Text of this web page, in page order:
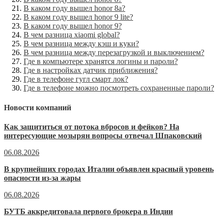
В каком году вышел honor 8a?
В каком году вышел honor 9 lite?
В каком году вышел honor 9?
В чем разница xiaomi global?
В чем разница между кэш и куки?
В чем разница между перезагрузкой и выключением?
Где в компьютере хранятся логины и пароли?
Где в настройках датчик приближения?
Где в телефоне гугл смарт лок?
Где в телефоне можно посмотреть сохраненные пароли?
Новости компаний
Как защититься от потока вбросов и фейков? На
интересующие мозырян вопросы отвечал Шпаковский
06.08.2026
В крупнейших городах Италии объявлен красный уровень
опасности из-за жары
06.08.2026
БУТБ аккредитовала первого брокера в Индии